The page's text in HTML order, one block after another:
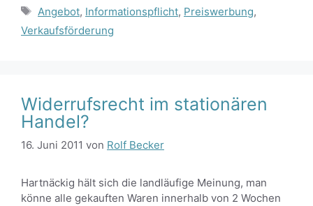
Schlagwörter
Angebot, Informationspflicht, Preiswerbung,
Verkaufsförderung
Widerrufsrecht im stationären
Handel?
16. Juni 2011 von Rolf Becker
Hartnäckig hält sich die landläufige Meinung, man
könne alle gekauften Waren innerhalb von 2 Wochen